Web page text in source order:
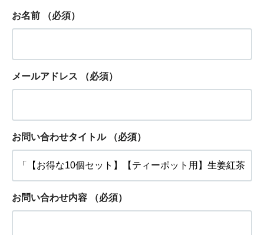
お名前 （必須）
メールアドレス （必須）
お問い合わせタイトル （必須）
お問い合わせ内容 （必須）